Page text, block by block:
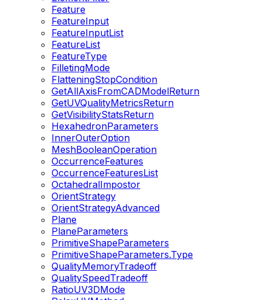
Feature
FeatureInput
FeatureInputList
FeatureList
FeatureType
FilletingMode
FlatteningStopCondition
GetAllAxisFromCADModelReturn
GetUVQualityMetricsReturn
GetVisibilityStatsReturn
HexahedronParameters
InnerOuterOption
MeshBooleanOperation
OccurrenceFeatures
OccurrenceFeaturesList
OctahedralImpostor
OrientStrategy
OrientStrategyAdvanced
Plane
PlaneParameters
PrimitiveShapeParameters
PrimitiveShapeParameters.Type
QualityMemoryTradeoff
QualitySpeedTradeoff
RatioUV3DMode